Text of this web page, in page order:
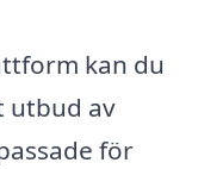
kan du
utbud av
för